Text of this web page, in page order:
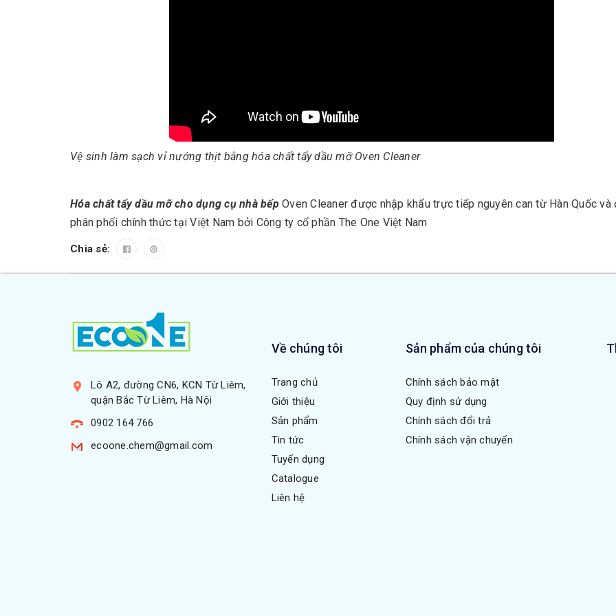
Vệ sinh làm sạch vỉ nướng thịt bằng hóa chất tẩy dầu mỡ Oven Cleaner
Hóa chất tẩy dầu mỡ cho dụng cụ nhà bếpOven Cleaner được nhập khẩu trực tiếp nguyên can từ Hàn Quốc và
phân phối chính thức tại Việt Nam bởi Công ty cổ phần The One Việt Nam
Chia sẻ:
Lô A2, đường CN6, KCN Từ Liêm,
quận Bắc Từ Liêm, Hà Nội
0902 164 766
ecoone.chem@gmail.com
Về chúng tôi
Trang chủ
Giới thiệu
Sản phẩm
Tin tức
Tuyển dụng
Catalogue
Liên hệ
Sản phẩm của chúng tôi
Chính sách bảo mật
Quy định sử dụng
Chính sách đổi trả
Chính sách vận chuyển